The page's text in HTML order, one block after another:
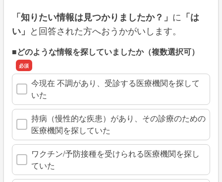
「知りたい情報は見つかりましたか？」 に 「は
い」 と回答された方へおうかがいします。
■どのような情報を探していましたか（複数選択可）
今現在 不調があり、受診する医療機関を探して
いた
持病（慢性的な疾患）があり、その診療のための
医療機関を探していた
ワクチン/予防接種を受けられる医療機関を探し
ていた